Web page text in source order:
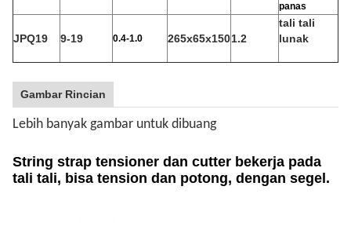
panas
JPQ19 9-19 0.4-1.0 265x65x1501.2
tali tali
lunak
Gambar Rincian
Lebih banyak gambar untuk dibuang
String strap tensioner dan cutter bekerja pada
tali tali, bisa tension dan potong, dengan segel.